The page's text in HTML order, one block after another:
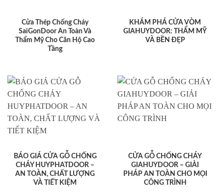
Cửa Thép Chống Cháy
SaiGonDoor An Toàn Và
Thẩm Mỹ Cho Căn Hộ Cao
Tầng
KHÁM PHÁ CỬA VÒM
GIAHUYDOOR: THẨM MỸ
VÀ BỀN ĐẸP
BÁO GIÁ CỬA GỖ CHỐNG
CHÁY HUYPHATDOOR –
AN TOÀN, CHẤT LƯỢNG
VÀ TIẾT KIỆM
CỬA GỖ CHỐNG CHÁY
GIAHUYDOOR – GIẢI
PHÁP AN TOÀN CHO MỌI
CÔNG TRÌNH